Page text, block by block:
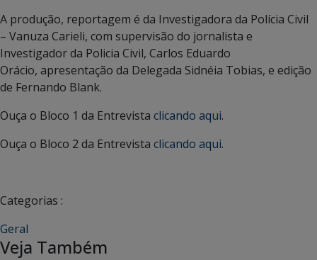
A produção, reportagem é da Investigadora da Polícia Civil
– Vanuza Carieli, com supervisão do jornalista e
Investigador da Policia Civil, Carlos Eduardo
Orácio, apresentação da Delegada Sidnéia Tobias, e edição
de Fernando Blank.
Ouça o Bloco 1 da Entrevista clicando aqui.
Ouça o Bloco 2 da Entrevista clicando aqui.
Categorias :
Geral
Veja Também